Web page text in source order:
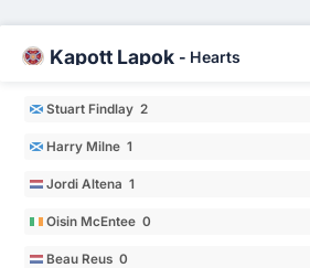
Kapott Lapok - Hearts
Stuart Findlay 2
Harry Milne 1
Jordi Altena 1
Oisin McEntee 0
Beau Reus 0